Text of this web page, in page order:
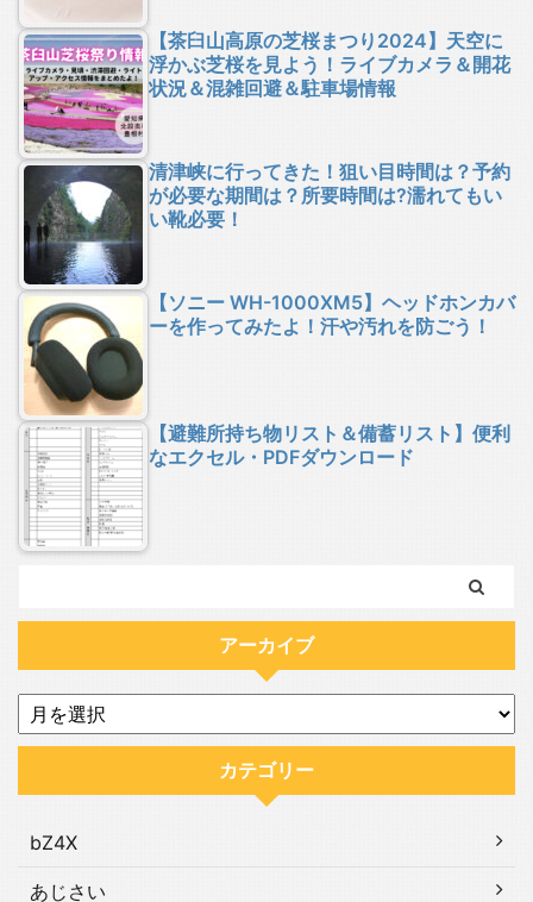
【茶臼山高原の芝桜まつり2024】天空に
浮かぶ芝桜を見よう！ライブカメラ＆開花
状況＆混雑回避＆駐車場情報
清津峡に行ってきた！狙い目時間は？予約
が必要な期間は？所要時間は?濡れてもい
い靴必要！
【ソニー WH-1000XM5】ヘッドホンカバ
ーを作ってみたよ！汗や汚れを防ごう！
【避難所持ち物リスト＆備蓄リスト】便利
なエクセル・PDFダウンロード
アーカイブ
カテゴリー
bZ4X
あじさい